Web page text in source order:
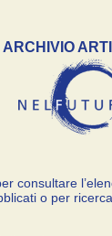
ARCHIVIO
consultare
o per